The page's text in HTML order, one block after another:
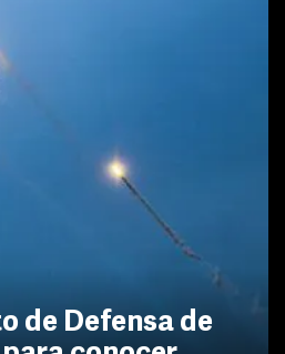
de Defensa de